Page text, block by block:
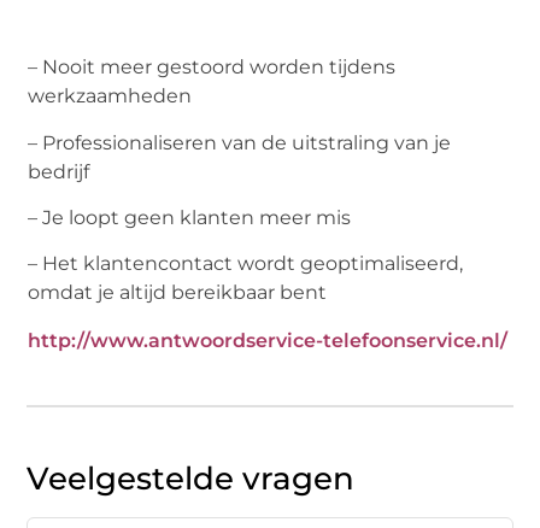
– Nooit meer gestoord worden tijdens
werkzaamheden
– Professionaliseren van de uitstraling van je
bedrijf
– Je loopt geen klanten meer mis
– Het klantencontact wordt geoptimaliseerd,
omdat je altijd bereikbaar bent
http://www.antwoordservice-telefoonservice.nl/
Veelgestelde vragen